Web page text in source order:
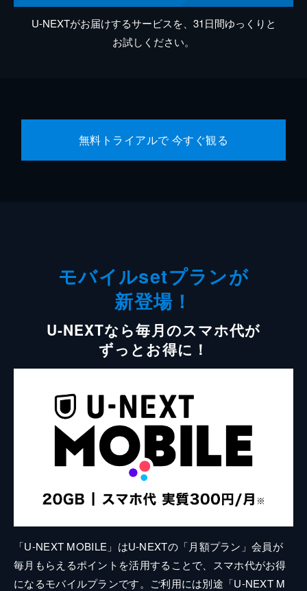
U-NEXTがお届けするサービスを、31日間ゆっくりと
お試しください。
無料トライアルで 今すぐ観る
モバイルsetプランが
新登場！
U-NEXTなら毎月のスマホ代が
ずっとお得に！
「U-NEXT MOBILE」はU-NEXTの「月額プラン」会員が
毎月もらえるポイントを活用することで、スマホ代がお得
になるモバイルプランです。ご利用には別途「U-NEXT M